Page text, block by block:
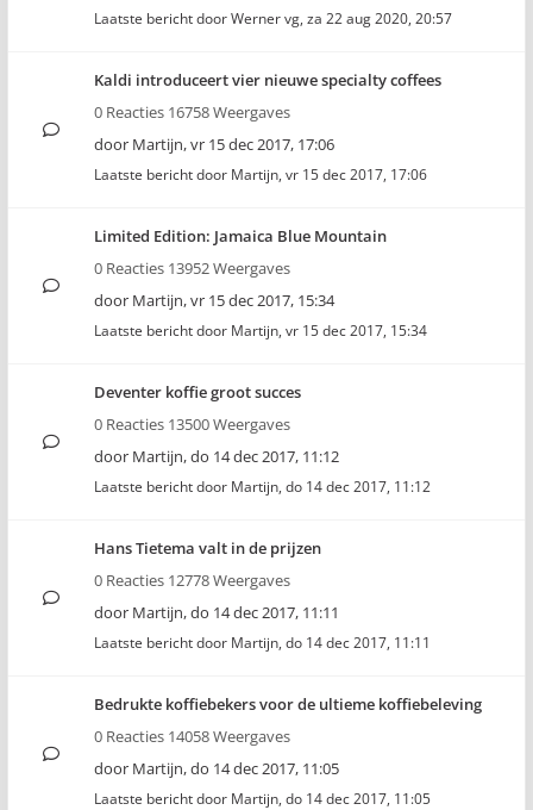
Laatste bericht doorWerner vg, za 22 aug 2020, 20:57
Kaldi introduceert vier nieuwe specialty coffees
0 Reacties 16758 Weergaves
door Martijn,vr 15 dec 2017, 17:06
Laatste bericht door Martijn, vr 15 dec 2017, 17:06
Limited Edition: Jamaica Blue Mountain
0 Reacties 13952 Weergaves
door Martijn,vr 15 dec 2017, 15:34
Laatste bericht door Martijn, vr 15 dec 2017, 15:34
Deventer koffie groot succes
0 Reacties 13500 Weergaves
door Martijn,do 14 dec 2017, 11:12
Laatste bericht door Martijn, do 14 dec 2017, 11:12
Hans Tietema valt in de prijzen
0 Reacties 12778 Weergaves
door Martijn,do 14 dec 2017, 11:11
Laatste bericht door Martijn, do 14 dec 2017, 11:11
Bedrukte koffiebekers voor de ultieme koffiebeleving
0 Reacties 14058 Weergaves
door Martijn,do 14 dec 2017, 11:05
Laatste bericht door Martijn, do 14 dec 2017, 11:05